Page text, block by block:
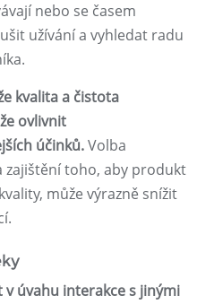
nebo se časem
užívání a vyhledat radu
kvalita a čistota
ovlivnit
účinků.Volba
zajištění toho, aby produkt
může výrazně snížit
úvahu interakce s jinými